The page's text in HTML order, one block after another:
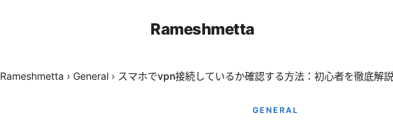
Rameshmetta
Rameshmetta › General › スマホでvpn接続しているか確認する方法：初心者を徹底解
GENERAL